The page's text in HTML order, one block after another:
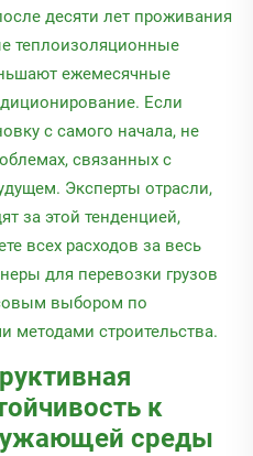
десяти лет проживания
теплоизоляционные
ежемесячные
Если
с самого начала, не
связанных с
Эксперты отрасли,
за этой тенденцией,
всех расходов за весь
для перевозки грузов
выбором по
методами строительства.
к
среды